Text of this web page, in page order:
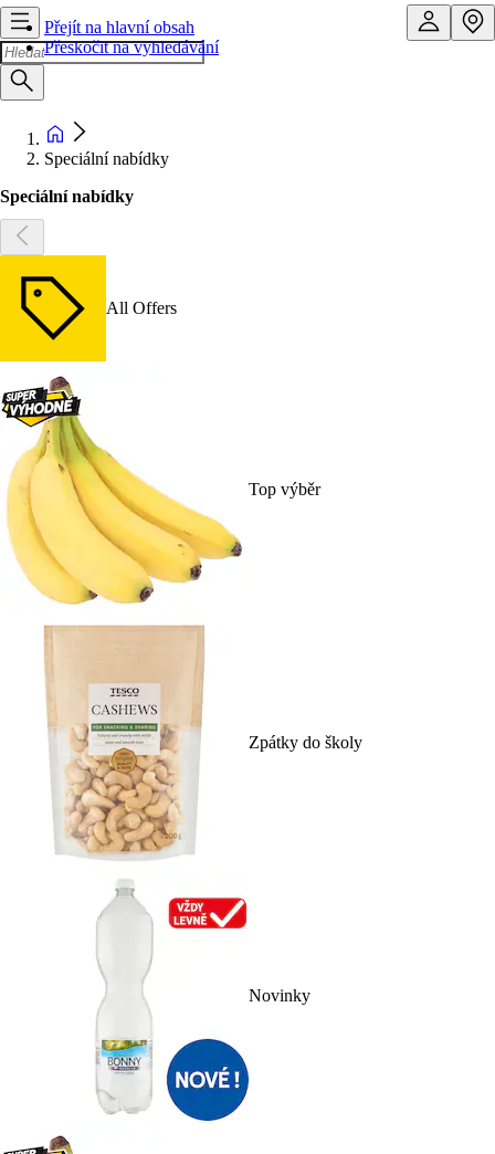
Přejít na hlavní obsah
Přeskočit na vyhledávání
Speciální nabídky
Speciální nabídky
All Offers
Top výběr
Zpátky do školy
Novinky